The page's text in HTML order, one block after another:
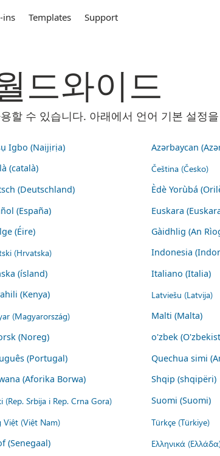
ins Templates Support
드와이드
할 수 있습니다. 아래에서 언어 기본 설정
Igbo (Naịjịrịa) Azərbaycan
(català) Čeština (Česko)
(Deutschland) Èdè Yorùbá
(España) Euskara
(Éire) Gàidhlig (An
(Hrvatska) Indonesia
(ísland) Italiano (Italia)
(Kenya) Latviešu (Latvija)
(Magyarország) Malti (Malta)
(Noreg) o'zbek
(Portugal) Quechua simi
(Aforika Borwa) Shqip (shqipëri)
(Rep. Srbija i Rep. Crna Gora) Suomi (Suomi)
Việt (Việt Nam) Türkçe (Türkiye)
(Senegaal) Ελληνικά